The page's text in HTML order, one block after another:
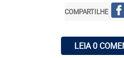
COMPARTILHE
LEIA 0